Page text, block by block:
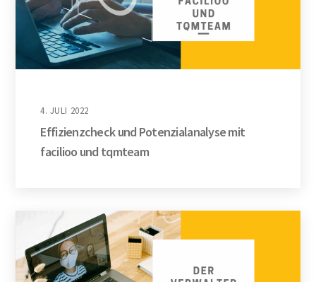
4. JULI 2022
Effizienzcheck und Potenzialanalyse mit
facilioo und tqmteam